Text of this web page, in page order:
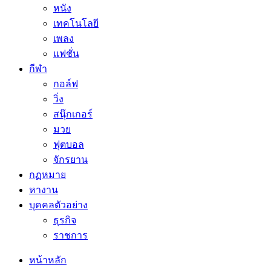
หนัง
เทคโนโลยี
เพลง
แฟชั่น
กีฬา
กอล์ฟ
วิ่ง
สนุ๊กเกอร์
มวย
ฟุตบอล
จักรยาน
กฏหมาย
หางาน
บุคคลตัวอย่าง
ธุรกิจ
ราชการ
หน้าหลัก